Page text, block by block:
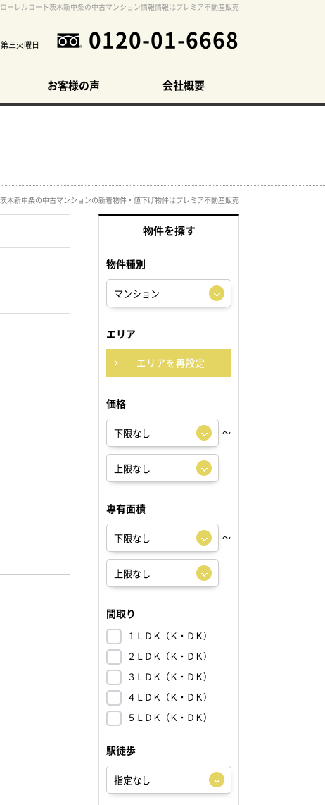
ローレルコート茨木新中条の中古マンション情報情報はプレミア不動産販売
三火曜日
0120-01-6668
お客様の声 会社概要
木新中条の中古マンションの新着物件・値下げ物件はプレミア不動産販売
物件を探す
物件種別
エリア
エリアを再設定
価格
～
専有面積
～
間取り
１ＬＤＫ（Ｋ・ＤＫ）
２ＬＤＫ（Ｋ・ＤＫ）
３ＬＤＫ（Ｋ・ＤＫ）
４ＬＤＫ（Ｋ・ＤＫ）
５ＬＤＫ（Ｋ・ＤＫ）
駅徒歩